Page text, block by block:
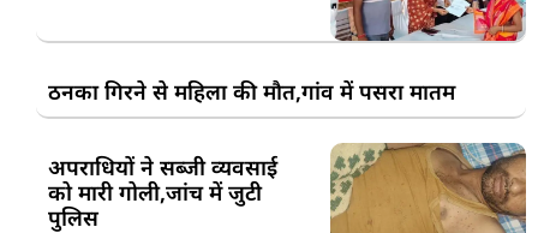
ठनका गिरने से महिला की मौत,गांव में पसरा मातम
अपराधियों ने सब्जी व्यवसाई
को मारी गोली,जांच में जुटी
पुलिस